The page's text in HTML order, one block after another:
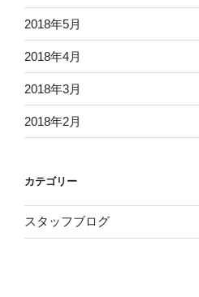
2018年5月
2018年4月
2018年3月
2018年2月
カテゴリー
スタッフブログ